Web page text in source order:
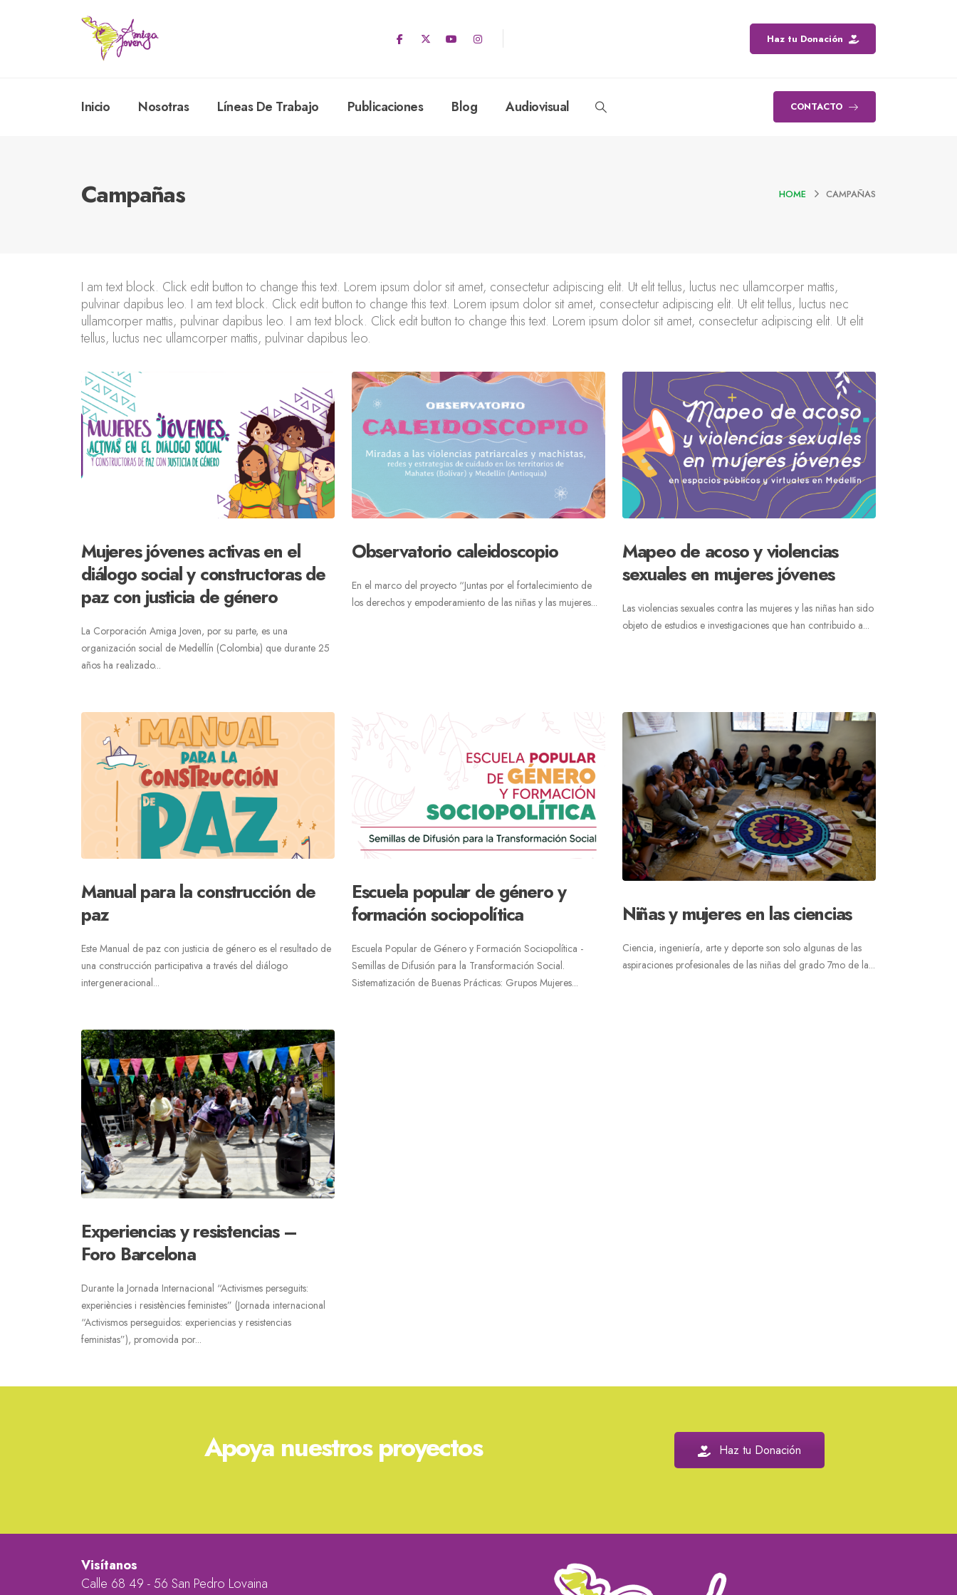
Haz tu Donación
Inicio Nosotras Líneas De Trabajo Publicaciones Blog Audiovisual CONTACTO
Campañas HOME CAMPAÑAS
I am text block. Click edit button to change this text. Lorem ipsum dolor sit amet, consectetur adipiscing elit. Ut elit tellus, luctus nec ullamcorper mattis,
pulvinar dapibus leo. I am text block. Click edit button to change this text. Lorem ipsum dolor sit amet, consectetur adipiscing elit. Ut elit tellus, luctus nec
ullamcorper mattis, pulvinar dapibus leo. I am text block. Click edit button to change this text. Lorem ipsum dolor sit amet, consectetur adipiscing elit. Ut elit
tellus, luctus nec ullamcorper mattis, pulvinar dapibus leo.
Mujeres jóvenes activas en el
diálogo social y constructoras de
paz con justicia de género
La Corporación Amiga Joven, por su parte, es una
organización social de Medellín (Colombia) que durante 25
años ha realizado...
Observatorio caleidoscopio
En el marco del proyecto “Juntas por el fortalecimiento de
los derechos y empoderamiento de las niñas y las mujeres...
Mapeo de acoso y violencias
sexuales en mujeres jóvenes
Las violencias sexuales contra las mujeres y las niñas han sido
objeto de estudios e investigaciones que han contribuido a...
Manual para la construcción de
paz
Este Manual de paz con justicia de género es el resultado de
una construcción participativa a través del diálogo
intergeneracional...
Escuela popular de género y
formación sociopolítica
Escuela Popular de Género y Formación Sociopolítica -
Semillas de Difusión para la Transformación Social.
Sistematización de Buenas Prácticas: Grupos Mujeres...
Niñas y mujeres en las ciencias
Ciencia, ingeniería, arte y deporte son solo algunas de las
aspiraciones profesionales de las niñas del grado 7mo de la...
Experiencias y resistencias –
Foro Barcelona
Durante la Jornada Internacional “Activismes perseguits:
experiències i resistències feministes” (Jornada internacional
“Activismos perseguidos: experiencias y resistencias
feministas”), promovida por...
Apoya nuestros proyectos Haz tu Donación
Visítanos
Calle 68 49 - 56 San Pedro Lovaina